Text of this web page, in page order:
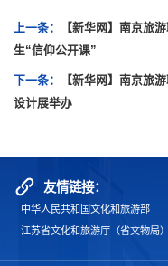
上一条：
【新华网】南京旅
生“信仰公开课”
下一条：
【新华网】南京旅
设计展举办
友情链接：
中华人民共和国文化和旅游部
江苏省文化和旅游厅（省文物局）